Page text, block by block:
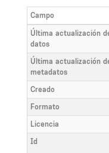
Campo
Última actualización
datos
Última actualización
metadatos
Creado
Formato
Licencia
Id